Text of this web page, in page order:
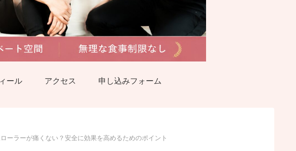
ール アクセス 申し込みフォーム
ーラーが痛くない？安全に効果を高めるためのポイント